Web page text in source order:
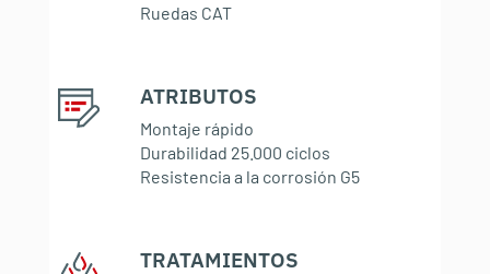
Ruedas CAT
ATRIBUTOS
Montaje rápido
Durabilidad 25.000 ciclos
Resistencia a la corrosión G5
TRATAMIENTOS